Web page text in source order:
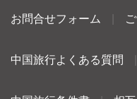
お問合せフォーム
中国旅行よくある質問